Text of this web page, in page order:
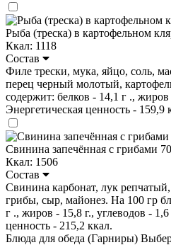
Рыба (треска) в картофельном
Ккал: 1118
Состав
Филе трески, мука, яйцо, соль,
перец черный молотый,
содержит: белков - 14,1 г ., жиров
Энергетическая ценность - 159,9
Свинина запечённая с грибами
Ккал: 1506
Состав
Свинина карбонат, лук репчатый,
грибы, сыр, майонез. На 100 гр
г ., жиров - 15,8 г., углеводов -
ценность - 215,2 ккал.
Блюда для обеда (Гарниры)